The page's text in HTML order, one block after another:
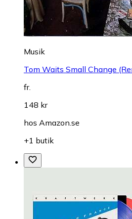
Musik
Tom Waits Small Change
fr.
148 kr
hos Amazon.se
+1 butik